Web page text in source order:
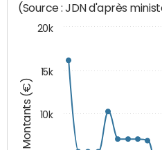
Montants (€)
(Source : JDN d'après
10k
15k
20k